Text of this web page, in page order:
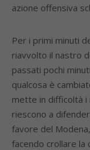
azione offensiva
Per i primi minuti
riavvolto il nastro
passati pochi
qualcosa è
mette in difficoltà i
riescono a
favore del
facendo crollare la